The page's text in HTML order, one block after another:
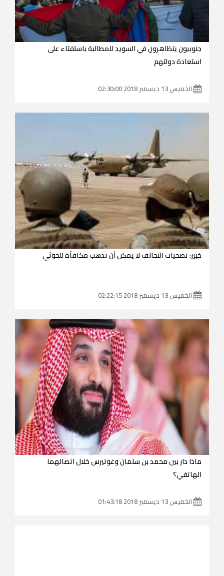
جنوبيون يتظاهرون في السويد للمطالبة باستفتاء على
استعادة دولتهم
الخميس 13 ديسمبر 2018 02:30:00
خبير: تضحيات التحالف لا يمكن أن تذهب مكافأة للحوثي
الخميس 13 ديسمبر 2018 02:22:15
ماذا دار بين محمد بن سلمان وغوتيرس خلال اتصالهما
الهاتفي؟
الخميس 13 ديسمبر 2018 01:43:18